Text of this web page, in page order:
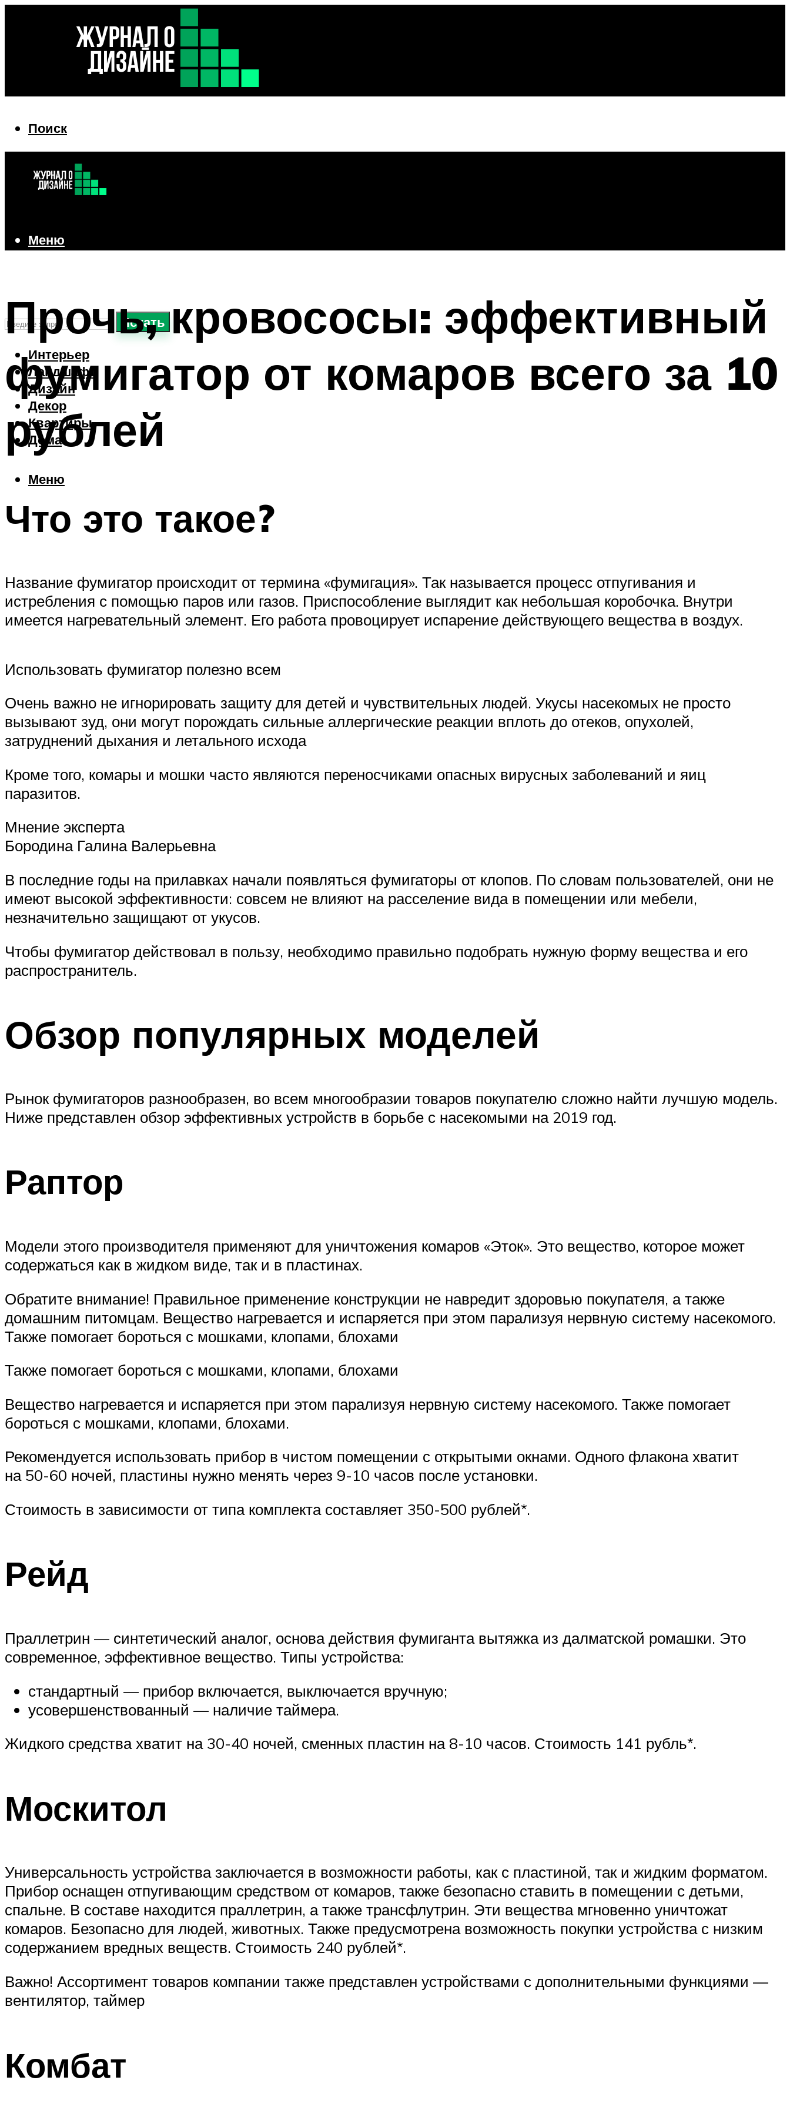
Поиск
Поиск
Искать
Интерьер
Ландшафт
Дизайн
Декор
Квартиры
Дома
Меню
Меню
Прочь, кровососы: эффективный
фумигатор от комаров всего за 10
рублей
Что это такое?
Название фумигатор происходит от термина «фумигация». Так называется процесс отпугивания и
истребления с помощью паров или газов. Приспособление выглядит как небольшая коробочка. Внутри
имеется нагревательный элемент. Его работа провоцирует испарение действующего вещества в воздух.
Использовать фумигатор полезно всем
Очень важно не игнорировать защиту для детей и чувствительных людей. Укусы насекомых не просто
вызывают зуд, они могут порождать сильные аллергические реакции вплоть до отеков, опухолей,
затруднений дыхания и летального исхода
Кроме того, комары и мошки часто являются переносчиками опасных вирусных заболеваний и яиц
паразитов.
Мнение эксперта
Бородина Галина Валерьевна
В последние годы на прилавках начали появляться фумигаторы от клопов. По словам пользователей, они не
имеют высокой эффективности: совсем не влияют на расселение вида в помещении или мебели,
незначительно защищают от укусов.
Чтобы фумигатор действовал в пользу, необходимо правильно подобрать нужную форму вещества и его
распространитель.
Обзор популярных моделей
Рынок фумигаторов разнообразен, во всем многообразии товаров покупателю сложно найти лучшую модель.
Ниже представлен обзор эффективных устройств в борьбе с насекомыми на 2019 год.
Раптор
Модели этого производителя применяют для уничтожения комаров «Эток». Это вещество, которое может
содержаться как в жидком виде, так и в пластинах.
Обратите внимание! Правильное применение конструкции не навредит здоровью покупателя, а также
домашним питомцам. Вещество нагревается и испаряется при этом парализуя нервную систему насекомого.
Также помогает бороться с мошками, клопами, блохами
Также помогает бороться с мошками, клопами, блохами
Вещество нагревается и испаряется при этом парализуя нервную систему насекомого. Также помогает
бороться с мошками, клопами, блохами.
Рекомендуется использовать прибор в чистом помещении с открытыми окнами. Одного флакона хватит
на 50-60 ночей, пластины нужно менять через 9-10 часов после установки.
Стоимость в зависимости от типа комплекта составляет 350-500 рублей*.
Рейд
Праллетрин — синтетический аналог, основа действия фумиганта вытяжка из далматской ромашки. Это
современное, эффективное вещество. Типы устройства:
стандартный — прибор включается, выключается вручную;
усовершенствованный — наличие таймера.
Жидкого средства хватит на 30-40 ночей, сменных пластин на 8-10 часов. Стоимость 141 рубль*.
Москитол
Универсальность устройства заключается в возможности работы, как с пластиной, так и жидким форматом.
Прибор оснащен отпугивающим средством от комаров, также безопасно ставить в помещении с детьми,
спальне. В составе находится праллетрин, а также трансфлутрин. Эти вещества мгновенно уничтожат
комаров. Безопасно для людей, животных. Также предусмотрена возможность покупки устройства с низким
содержанием вредных веществ. Стоимость 240 рублей*.
Важно! Ассортимент товаров компании также представлен устройствами с дополнительными функциями —
вентилятор, таймер
Комбат